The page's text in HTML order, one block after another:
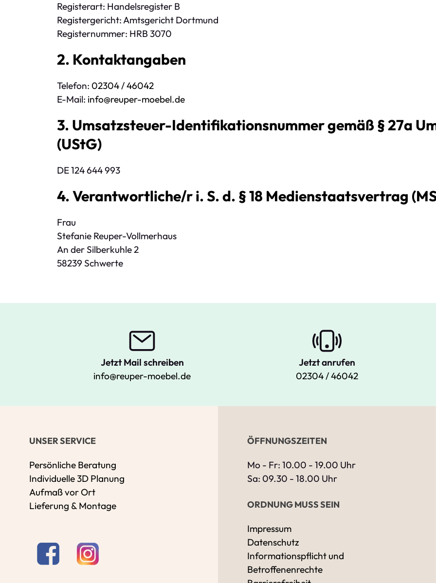
Registerart: Handelsregister B
Registergericht: Amtsgericht Dortmund
Registernummer: HRB 3070
2. Kontaktangaben
Telefon: 02304 / 46042
E-Mail: info@reuper-moebel.de
3. Umsatzsteuer-Identifikationsnummer gemäß § 27a
(UStG)
DE 124 644 993
4. Verantwortliche/r i. S. d. § 18 Medienstaatsvertrag
Frau
Stefanie Reuper-Vollmerhaus
An der Silberkuhle 2
58239 Schwerte
Jetzt Mail schreiben
info@reuper-moebel.de
Jetzt anrufen
02304 / 46042
UNSER SERVICE
Persönliche Beratung
Individuelle 3D Planung
Aufmaß vor Ort
Lieferung & Montage
ÖFFNUNGSZEITEN
Mo - Fr: 10.00 - 19.00 Uhr
Sa: 09.30 - 18.00 Uhr
ORDNUNG MUSS SEIN
Impressum
Datenschutz
Informationspflicht und
Betroffenenrechte